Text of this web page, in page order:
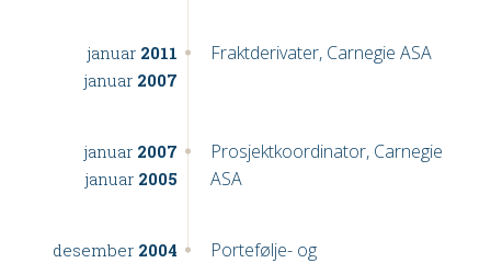
januar 2011
januar 2007
Fraktderivater, Carnegie ASA
januar 2007
januar 2005
Prosjektkoordinator, Carnegie
ASA
desember 2004
Portefølje- og